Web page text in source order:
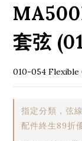
套弦
010-054 Flexible
指定分類，弦
配件終生89折